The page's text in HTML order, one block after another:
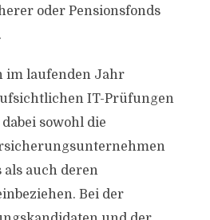
oder Pensionsfonds
im laufenden Jahr
IT-Prüfungen
sowohl die
als auch deren
Bei der